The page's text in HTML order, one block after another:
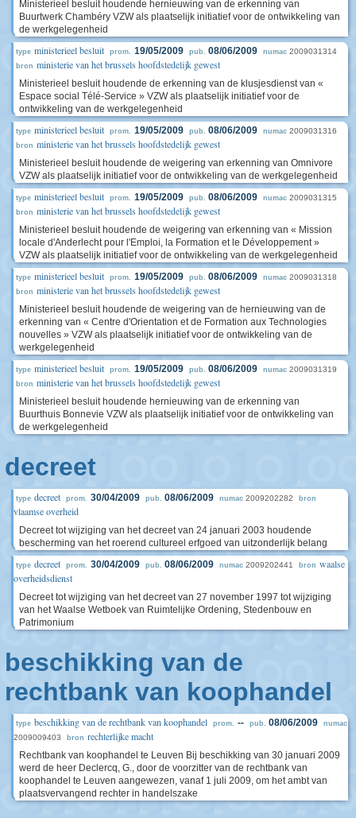
Ministerieel besluit houdende hernieuwing van de erkenning van
Buurtwerk Chambéry VZW als plaatselijk initiatief voor de ontwikkeling van
de werkgelegenheid
type ministerieel besluit prom. 19/05/2009 pub. 08/06/2009 numac 2009031314
bron ministerie van het brussels hoofdstedelijk gewest
Ministerieel besluit houdende de erkenning van de klusjesdienst van «
Espace social Télé-Service » VZW als plaatselijk initiatief voor de
ontwikkeling van de werkgelegenheid
type ministerieel besluit prom. 19/05/2009 pub. 08/06/2009 numac 2009031316
bron ministerie van het brussels hoofdstedelijk gewest
Ministerieel besluit houdende de weigering van erkenning van Omnivore
VZW als plaatselijk initiatief voor de ontwikkeling van de werkgelegenheid
type ministerieel besluit prom. 19/05/2009 pub. 08/06/2009 numac 2009031315
bron ministerie van het brussels hoofdstedelijk gewest
Ministerieel besluit houdende de weigering van erkenning van « Mission
locale d'Anderlecht pour l'Emploi, la Formation et le Développement »
VZW als plaatselijk initiatief voor de ontwikkeling van de werkgelegenheid
type ministerieel besluit prom. 19/05/2009 pub. 08/06/2009 numac 2009031318
bron ministerie van het brussels hoofdstedelijk gewest
Ministerieel besluit houdende de weigering van de hernieuwing van de
erkenning van « Centre d'Orientation et de Formation aux Technologies
nouvelles » VZW als plaatselijk initiatief voor de ontwikkeling van de
werkgelegenheid
type ministerieel besluit prom. 19/05/2009 pub. 08/06/2009 numac 2009031319
bron ministerie van het brussels hoofdstedelijk gewest
Ministerieel besluit houdende hernieuwing van de erkenning van
Buurthuis Bonnevie VZW als plaatselijk initiatief voor de ontwikkeling van
de werkgelegenheid
decreet
type decreet prom. 30/04/2009 pub. 08/06/2009 numac 2009202282 bron
vlaamse overheid
Decreet tot wijziging van het decreet van 24 januari 2003 houdende
bescherming van het roerend cultureel erfgoed van uitzonderlijk belang
type decreet prom. 30/04/2009 pub. 08/06/2009 numac 2009202441 bron waalse
overheidsdienst
Decreet tot wijziging van het decreet van 27 november 1997 tot wijziging
van het Waalse Wetboek van Ruimtelijke Ordening, Stedenbouw en
Patrimonium
beschikking van de
rechtbank van koophandel
type beschikking van de rechtbank van koophandel prom. -- pub. 08/06/2009 numac
2009009403 bron rechterlijke macht
Rechtbank van koophandel te Leuven Bij beschikking van 30 januari 2009
werd de heer Declercq, G., door de voorzitter van de rechtbank van
koophandel te Leuven aangewezen, vanaf 1 juli 2009, om het ambt van
plaatsvervangend rechter in handelszake